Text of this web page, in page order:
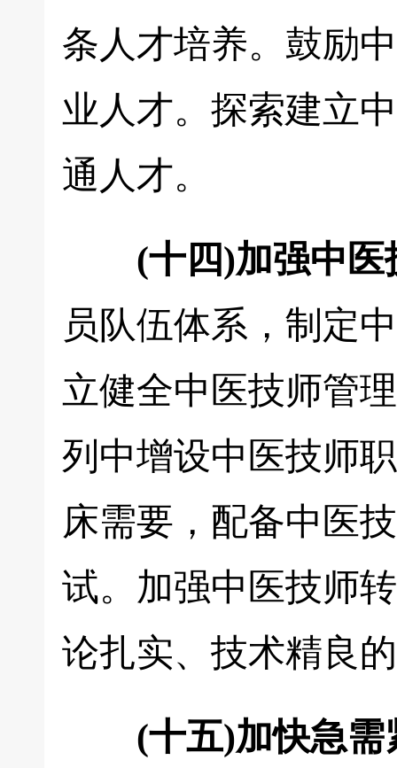
条人才培养。鼓励
业人才。探索建立
通人才。
(十四)加强中
员队伍体系，制定
立健全中医技师管
列中增设中医技师
床需要，配备中医
试。加强中医技师
论扎实、技术精良
(十五)加快急